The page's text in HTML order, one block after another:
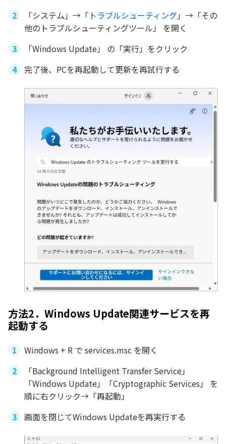
「システム」→「 トラブルシューティング」→「その
他のトラブルシューティングツール」 を開く
「Windows Update」 の「実行」をクリック
完了後、PCを再起動して更新を再試行する
方法2．Windows Update関連サービスを再
起動する
Windows + R で services.msc を開く
「Background Intelligent Transfer Service」
「Windows Update」「Cryptographic Services」 を
順に右クリック→「再起動」
画面を閉じてWindows Updateを再実行する